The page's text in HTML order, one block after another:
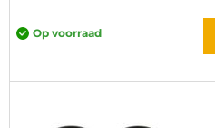
Op voorraad